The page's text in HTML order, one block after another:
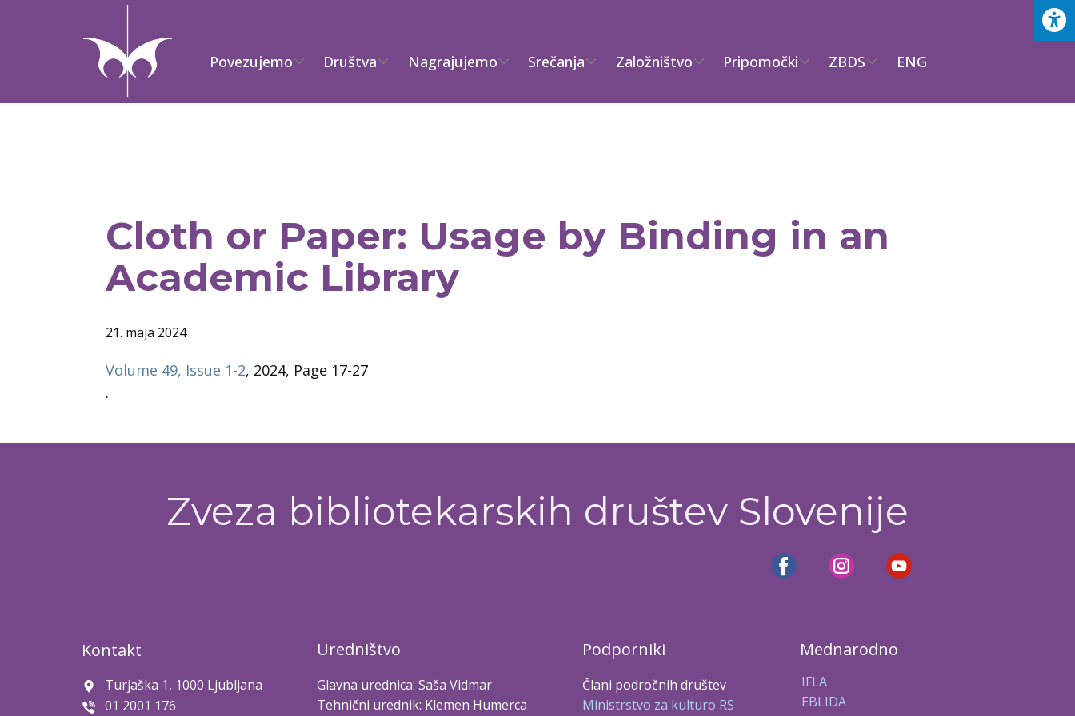
Povezujemo Društva Nagrajujemo Srečanja Založništvo Pripomočki ZBDS ENG
Cloth or Paper: Usage by Binding in an
Academic Library
21. maja 2024
Volume 49, Issue 1-2, 2024, Page 17-27
.
Zveza bibliotekarskih društev Slovenije
Kontakt
Turjaška 1, 1000 Ljubljana
01 2001 176
Uredništvo
Glavna urednica: Saša Vidmar
Tehnični urednik: Klemen Humerca
Podporniki
Člani področnih društev
Ministrstvo za kulturo RS
Mednarodno
IFLA
EBLIDA